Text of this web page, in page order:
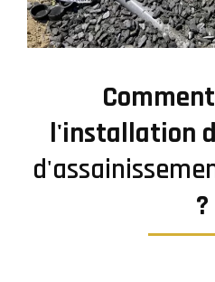
l'installation
?